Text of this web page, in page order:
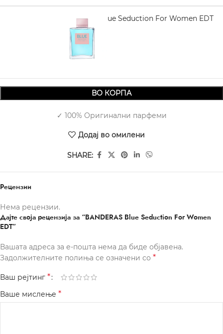
BANDERAS Blue Seduction For Women EDT
200 ml
1.730,00
ВО КОРПА
✓ 100% Оригинални парфеми
Додај во омилени
SHARE:
Рецензии
Нема рецензии.
Дајте своја рецензија за “BANDERAS Blue Seduction For Women
EDT”
Вашата адреса за е-пошта нема да биде објавена.
Задолжителните полиња се означени со *
Ваш рејтинг *
Ваше мислење *